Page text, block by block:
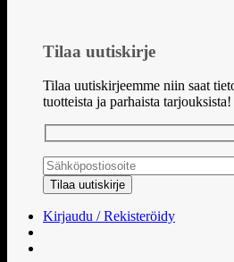
Tilaa uutiskirje
Tilaa uutiskirjeemme niin saat
tuotteista ja parhaista tarjouksista!
Kirjaudu / Rekisteröidy